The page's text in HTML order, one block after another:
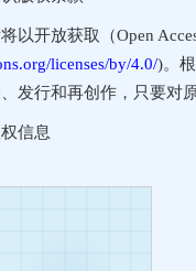
以开放获取（Open
licenses/by/4.0/)。
发行和再创作，只要对
信息